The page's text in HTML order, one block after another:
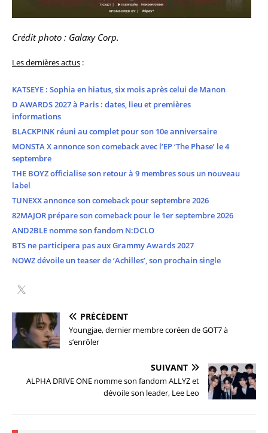
Crédit photo : Galaxy Corp.
Les dernières actus :
KATSEYE : Sophia en hiatus, six mois après celui de Manon
D AWARDS 2027 à Paris : dates, lieu et premières
informations
BLACKPINK réuni au complet pour son 10e anniversaire
MONSTA X annonce son comeback avec l’EP ‘The Phase’ le 4
septembre
THE BOYZ officialise son retour à 9 membres sous un nouveau
label
TUNEXX annonce son comeback pour septembre 2026
82MAJOR prépare son comeback pour le 1er septembre 2026
AND2BLE nomme son fandom N:DCLO
BTS ne participera pas aux Grammy Awards 2027
NOWZ dévoile un teaser de ‘Achilles’, son prochain single
PRÉCÉDENT
Youngjae, dernier membre coréen de GOT7 à
s’enrôler
SUIVANT
ALPHA DRIVE ONE nomme son fandom ALLYZ et
dévoile son leader, Lee Leo